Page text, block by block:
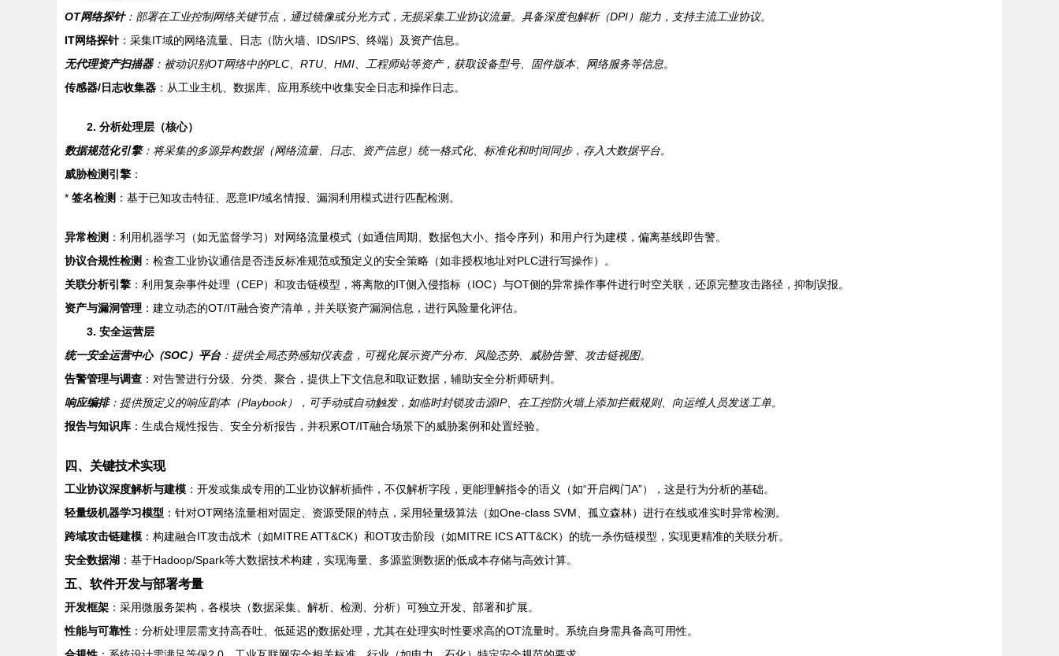
OT网络探针：部署在工业控制网络关键节点，通过镜像或分光方式，无损采集工业协议流量。具备深度包解析（DPI）能力，支持主流工业协议。
IT网络探针：采集IT域的网络流量、日志（防火墙、IDS/IPS、终端）及资产信息。
无代理资产扫描器：被动识别OT网络中的PLC、RTU、HMI、工程师站等资产，获取设备型号、固件版本、网络服务等信息。
传感器/日志收集器 ：从工业主机、数据库、应用系统中收集安全日志和操作日志。
2. 分析处理层（核心）
数据规范化引擎：将采集的多源异构数据（网络流量、日志、资产信息）统一格式化、标准化和时间同步，存入大数据平台。
威胁检测引擎 ：
* 签名检测 ：基于已知攻击特征、恶意IP/域名情报、漏洞利用模式进行匹配检测。
异常检测 ：利用机器学习（如无监督学习）对网络流量模式（如通信周期、数据包大小、指令序列）和用户行为建模，偏离基线即告警。
协议合规性检测 ：检查工业协议通信是否违反标准规范或预定义的安全策略（如非授权地址对PLC进行写操作）。
关联分析引擎 ：利用复杂事件处理（CEP）和攻击链模型，将离散的IT侧入侵指标（IOC）与OT侧的异常操作事件进行时空关联，还原完整攻击路径，抑制误报。
资产与漏洞管理 ：建立动态的OT/IT融合资产清单，并关联资产漏洞信息，进行风险量化评估。
3. 安全运营层
统一安全运营中心（SOC）平台：提供全局态势感知仪表盘，可视化展示资产分布、风险态势、威胁告警、攻击链视图。
告警管理与调查 ：对告警进行分级、分类、聚合，提供上下文信息和取证数据，辅助安全分析师研判。
响应编排：提供预定义的响应剧本（Playbook），可手动或自动触发，如临时封锁攻击源IP、在工控防火墙上添加拦截规则、向运维人员发送工单。
报告与知识库 ：生成合规性报告、安全分析报告，并积累OT/IT融合场景下的威胁案例和处置经验。
四、关键技术实现
工业协议深度解析与建模 ：开发或集成专用的工业协议解析插件，不仅解析字段，更能理解指令的语义（如“开启阀门A”），这是行为分析的基础。
轻量级机器学习模型 ：针对OT网络流量相对固定、资源受限的特点，采用轻量级算法（如One-class SVM、孤立森林）进行在线或准实时异常检测。
跨域攻击链建模 ：构建融合IT攻击战术（如MITRE ATT&CK）和OT攻击阶段（如MITRE ICS ATT&CK）的统一杀伤链模型，实现更精准的关联分析。
安全数据湖 ：基于Hadoop/Spark等大数据技术构建，实现海量、多源监测数据的低成本存储与高效计算。
五、软件开发与部署考量
开发框架 ：采用微服务架构，各模块（数据采集、解析、检测、分析）可独立开发、部署和扩展。
性能与可靠性 ：分析处理层需支持高吞吐、低延迟的数据处理，尤其在处理实时性要求高的OT流量时。系统自身需具备高可用性。